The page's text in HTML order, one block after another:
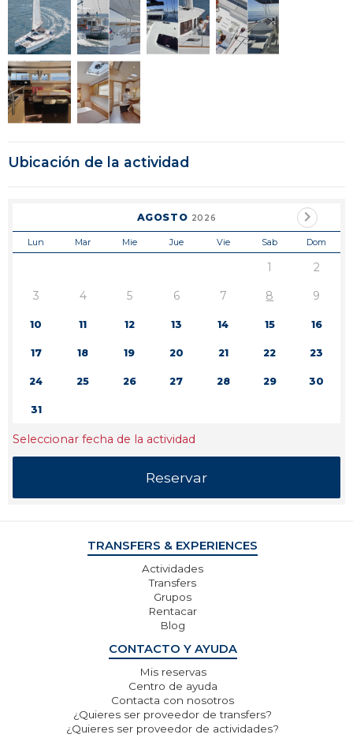
Ubicación de la actividad
AGOSTO 2026
Lun Mar Mie Jue Vie Sab Dom
1
2
3
4 5 6 7 8 9
10 11 12 13 14 15 16
17 18 19 20 21 22 23
24 25 26 27 28 29 30
31
Seleccionar fecha de la actividad
TRANSFERS & EXPERIENCES
Actividades
Transfers
Grupos
Rentacar
Blog
CONTACTO Y AYUDA
Mis reservas
Centro de ayuda
Contacta con nosotros
¿Quieres ser proveedor de transfers?
¿Quieres ser proveedor de actividades?